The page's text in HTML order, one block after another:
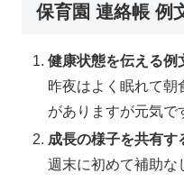
保育園 連絡帳 例
健康状態を伝える例
昨夜はよく眠れて朝
がありますが元気で
成長の様子を共有す
週末に初めて補助な